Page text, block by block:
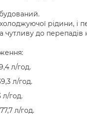
рідини, і
до перепадів
л/год.
л/год.
л/год.
л/год.